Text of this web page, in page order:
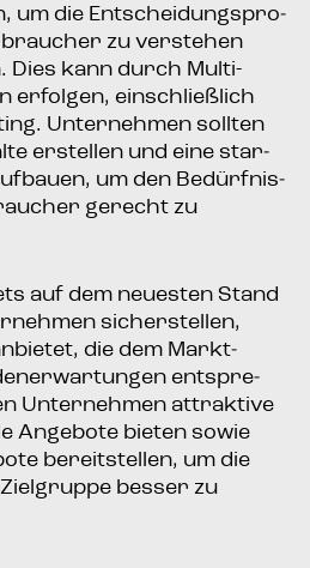
um die Ent­schei­dungs­pro­
zu ver­ste­hen
Dies kann durch Mul­ti-
erfol­gen, ein­schließ­lich
Unter­neh­men soll­ten
erstel­len und eine star­
um den Bedürf­nis­
gerecht zu
auf dem neu­es­ten Stand
sicher­stel­len,
die dem Markt­
ent­spre­
Unter­neh­men attrak­ti­ve
Ange­bo­te bie­ten sowie
bereit­stel­len, um die
bes­ser zu